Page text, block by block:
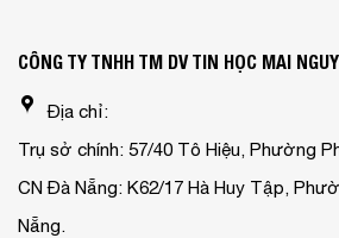
CÔNG TY TNHH TM DV TIN HỌC MAI
Địa chỉ:
Trụ sở chính: 57/40 Tô Hiệu, Phường
CN Đà Nẵng: K62/17 Hà Huy Tập,
Nẵng.